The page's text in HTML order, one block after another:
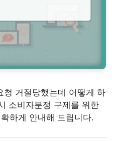
청 거절당했는데 어떻게 하
소비자분쟁 구제를 위한
하게 안내해 드립니다.